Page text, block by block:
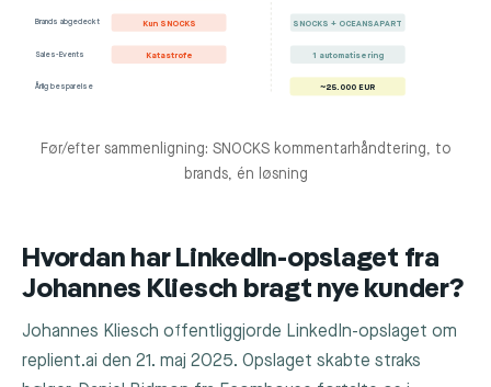
Brands abgedeckt Kun SNOCKS SNOCKS + OCEANSAPART
Sales-Events Katastrofe 1 automatisering
Årlig besparelse ~25.000 EUR
Før/efter sammenligning: SNOCKS kommentarhåndtering, to
brands, én løsning
Hvordan har LinkedIn-opslaget fra
Johannes Kliesch bragt nye kunder?
Johannes Kliesch offentliggjorde LinkedIn-opslaget om
replient.ai den 21. maj 2025. Opslaget skabte straks